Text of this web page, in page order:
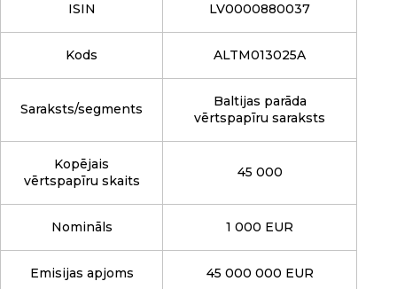
ISIN LV0000880037
Kods ALTM013025A
Saraksts/segments
Baltijas parāda
vērtspapīru saraksts
Kopējais
vērtspapīru skaits
45 000
Nomināls 1 000 EUR
Emisijas apjoms 45 000 000 EUR